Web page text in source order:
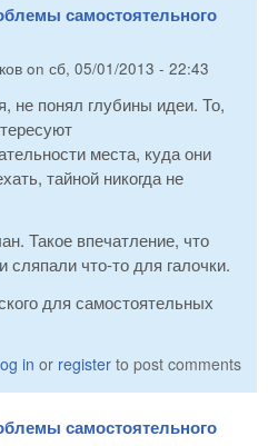
самостоятельного
on сб, 05/01/2013 - 22:43
не понял глубины идеи. То,
места, куда они
тайной никогда не
Такое впечатление, что
что-то для галочки.
для самостоятельных
in or register to post comments
самостоятельного